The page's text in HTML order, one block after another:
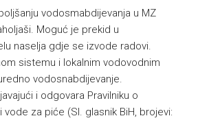
vodosmabdijevanja u MZ
Moguć je prekid u
naselja gdje se izvode radovi.
sistemu i lokalnim vodovodnim
vodosnabdijevanje.
i odgovara Pravilniku o
vode za piće (Sl. glasnik BiH, brojevi: